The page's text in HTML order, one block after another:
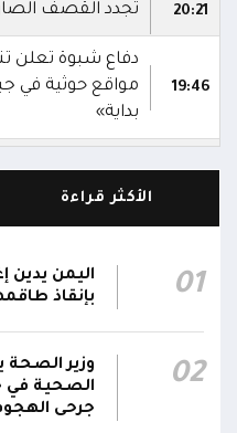
20:21 تجدد القصف
19:46
دفاع شبوة تعلن
مواقع حوثية في
بداية»
في حالة جاهزية
18:26
الإعلام العسكري:
من الزورق
18:25
يتحرك بسرعة غير
المحظورة
تتعامل معه
الأكثر قراءة
01
اليمن يدين
بإنقاذ
02
وزير الصحة
الصحية
جرحى